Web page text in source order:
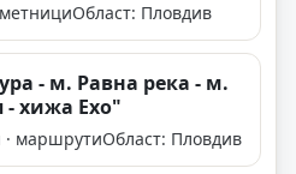
Област: Пловдив
- м. Равна река - м.
- хижа Ехо"
маршрутиОбласт: Пловдив